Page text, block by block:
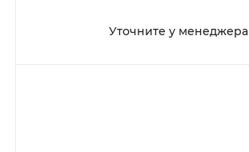
Уточните у менеджера